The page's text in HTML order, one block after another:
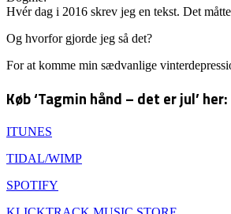
Hvér dag i 2016 skrev jeg en tekst. Det
Og hvorfor gjorde jeg så det?
For at komme min sædvanlige
Køb ‘Tagmin hånd – det er jul’ her:
ITUNES
TIDAL/WIMP
SPOTIFY